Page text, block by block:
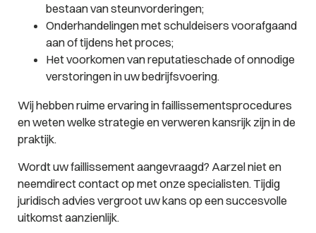
bestaan van steunvorderingen;
Onderhandelingen met schuldeisers voorafgaand
aan of tijdens het proces;
Het voorkomen van reputatieschade of onnodige
verstoringen in uw bedrijfsvoering.
Wij hebben ruime ervaring in faillissementsprocedures
en weten welke strategie en verweren kansrijk zijn in de
praktijk.
Wordt uw faillissement aangevraagd? Aarzel niet en
neemdirect contact op met onze specialisten. Tijdig
juridisch advies vergroot uw kans op een succesvolle
uitkomst aanzienlijk.